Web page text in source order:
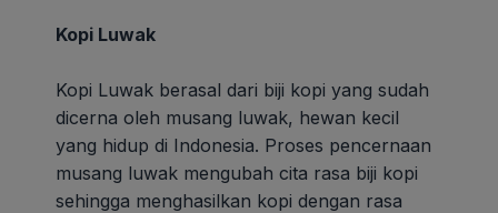
Kopi Luwak
Kopi Luwak berasal dari biji kopi yang sudah
dicerna oleh musang luwak, hewan kecil
yang hidup di Indonesia. Proses pencernaan
musang luwak mengubah cita rasa biji kopi
sehingga menghasilkan kopi dengan rasa